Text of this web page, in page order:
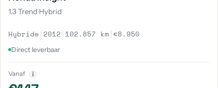
1.3 Trend Hybrid
Hybride | 2012 | 102.857 km |€8.950
Direct leverbaar
Vanaf i